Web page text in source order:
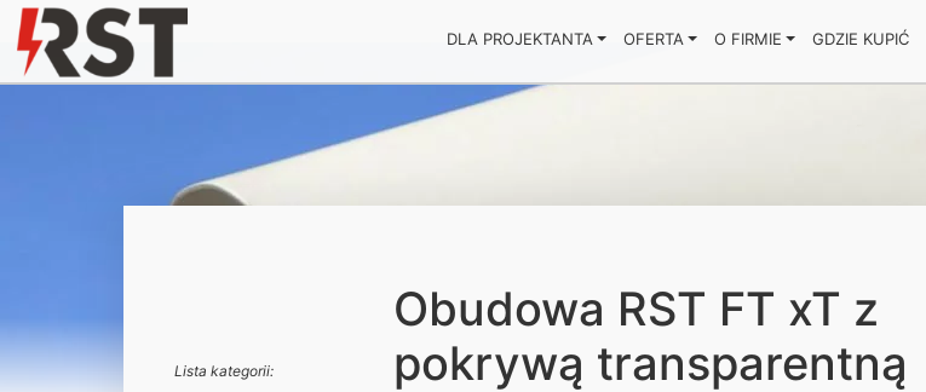
DLA PROJEKTANTA OFERTA O FIRMIE GDZIE KUPIĆ
Lista kategorii:
Obudowa RST FT xT z
pokrywą transparentną